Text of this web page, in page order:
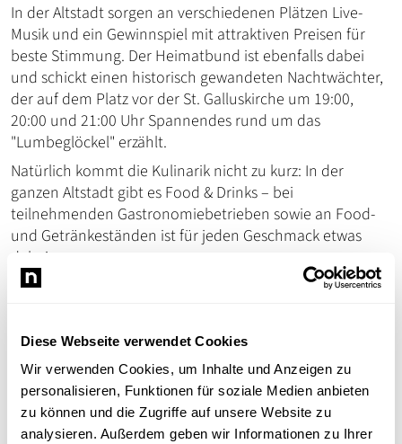
Diese Webseite verwendet Cookies
Wir verwenden Cookies, um Inhalte und Anzeigen zu
personalisieren, Funktionen für soziale Medien anbieten
zu können und die Zugriffe auf unsere Website zu
analysieren. Außerdem geben wir Informationen zu Ihrer
In der Altstadt sorgen an verschiedenen Plätzen Live-
Musik und ein Gewinnspiel mit attraktiven Preisen für
beste Stimmung. Der Heimatbund ist ebenfalls dabei
und schickt einen historisch gewandeten Nachtwächter,
der auf dem Platz vor der St. Galluskirche um 19:00,
20:00 und 21:00 Uhr Spannendes rund um das
"Lumbeglöckel" erzählt.
Natürlich kommt die Kulinarik nicht zu kurz: In der
ganzen Altstadt gibt es Food & Drinks – bei
teilnehmenden Gastronomiebetrieben sowie an Food-
und Getränkeständen ist für jeden Geschmack etwas
dabei.
Also: Kommt vorbei, bummelt, shoppt, genießt den
Vollbild